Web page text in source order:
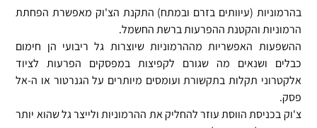
בהרמוניות (עיוותים בזרם ובמתח) התקנת הצ'וק מאפשרת הפחתת
הרמוניות והקטנת ההפרעות ברשת החשמל.
ההשפעות האפשריות מההרמוניות שיוצרות גל ריבועי הן חימום
כבלים ושנאים מה שגורם לקפיצות במפסקים הפרעות לציוד
אלקטרוני תקלות בתקשורת ועומסים מיותרים על הגנרטור או ה-אל
פסק.
צ'וק בכניסת הווסת עוזר להחליק את ההרמוניות ולייצר גל שהוא יותר
קבצי טקסט המוצבים על המחשב במטרה
לסייע לאתר לנתח כיצד המבקרים משתמשים
באתר. האינפורמציה מועברת ונשמרת בשרתי
גוגל משתמשת במידע זה כדי להעריך את
השימוש שלך באתר, עריכת דוחות על פעילות
האתר ועל השימוש באינטרנט בשביל מנהלי